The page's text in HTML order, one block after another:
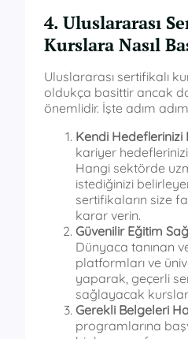
4. Uluslararası
Kurslara Nasıl
Uluslararası sertifikalı
oldukça basittir ancak
önemlidir. İşte adım
Kendi Hedeflerinizi
kariyer
Hangi sektörde
istediğinizi
sertifikaların size
karar verin.
Güvenilir Eğitim
Dünyaca tanınan
platformları ve
yaparak, geçerli
sağlayacak kurslar
Gerekli Belgeleri
programlarına